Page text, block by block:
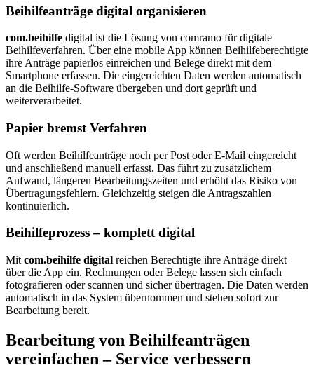
Beihilfeanträge digital organisieren
com.beihilfe digital ist die Lösung von comramo für digitale
Beihilfeverfahren. Über eine mobile App können Beihilfeberechtigte
ihre Anträge papierlos einreichen und Belege direkt mit dem
Smartphone erfassen. Die eingereichten Daten werden automatisch
an die Beihilfe-Software übergeben und dort geprüft und
weiterverarbeitet.
Papier bremst Verfahren
Oft werden Beihilfeanträge noch per Post oder E-Mail eingereicht
und anschließend manuell erfasst. Das führt zu zusätzlichem
Aufwand, längeren Bearbeitungszeiten und erhöht das Risiko von
Übertragungsfehlern. Gleichzeitig steigen die Antragszahlen
kontinuierlich.
Beihilfeprozess – komplett digital
Mit com.beihilfe digital reichen Berechtigte ihre Anträge direkt
über die App ein. Rechnungen oder Belege lassen sich einfach
fotografieren oder scannen und sicher übertragen. Die Daten werden
automatisch in das System übernommen und stehen sofort zur
Bearbeitung bereit.
Bearbeitung von Beihilfeanträgen
vereinfachen – Service verbessern